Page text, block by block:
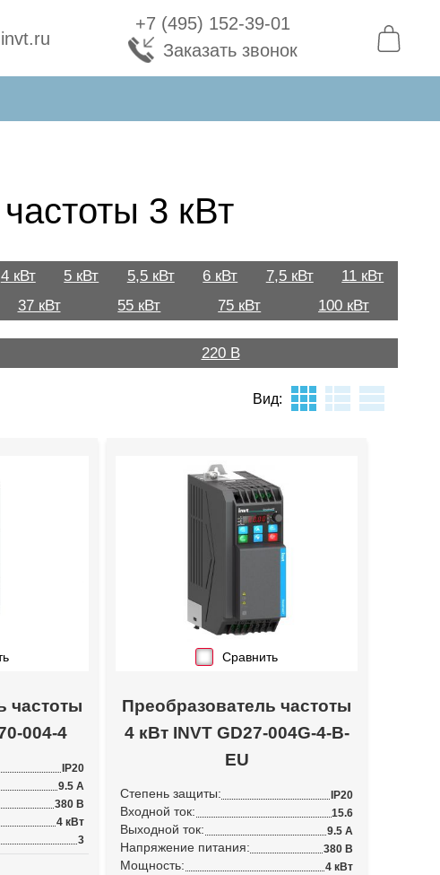
+7 (495) 152-39-01
Заказать звонок
3 кВт
4 кВт 5 кВт 5,5 кВт 6 кВт 7,5 кВт
11 кВт
37 кВт 55 кВт 75 кВт 100 кВт
220 В
Вид:
частоты
004-4
IP20
9.5 А
380 В
4 кВт
3
Сравнить
Преобразователь частоты
4 кВт INVT GD27-004G-4-B-
EU
Степень защиты: IP20
Входной ток: 15.6
Выходной ток: 9.5 А
Напряжение питания: 380 В
Мощность: 4 кВт